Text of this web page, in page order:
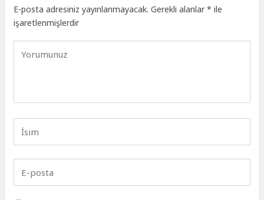
E-posta adresiniz yayınlanmayacak. Gerekli alanlar* ile
işaretlenmişlerdir